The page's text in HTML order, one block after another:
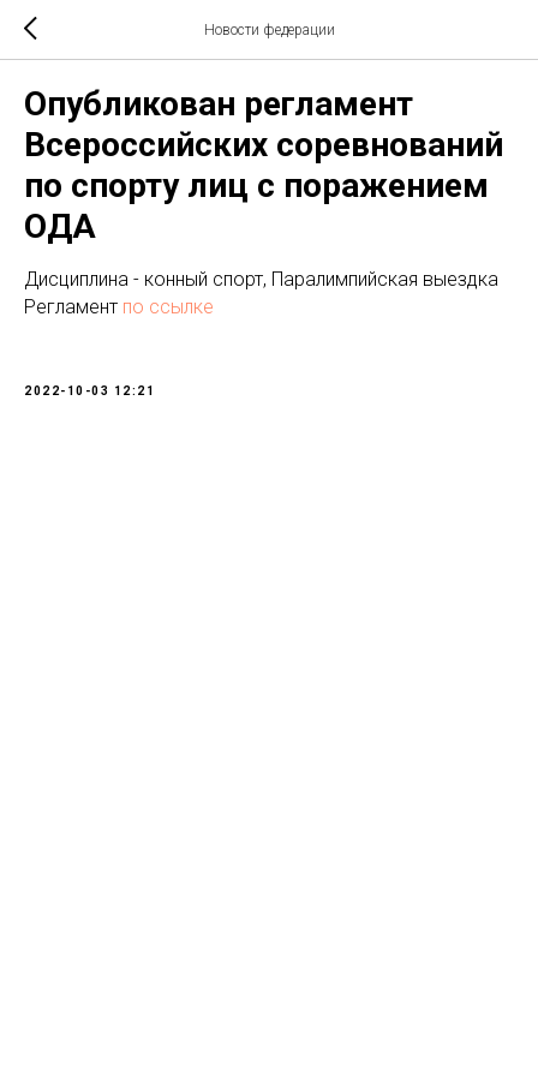
Новости федерации
Опубликован регламент
Всероссийских соревнований
по спорту лиц с поражением
ОДА
Дисциплина - конный спорт, Паралимпийская выездка
Регламент по ссылке
2022-10-03 12:21